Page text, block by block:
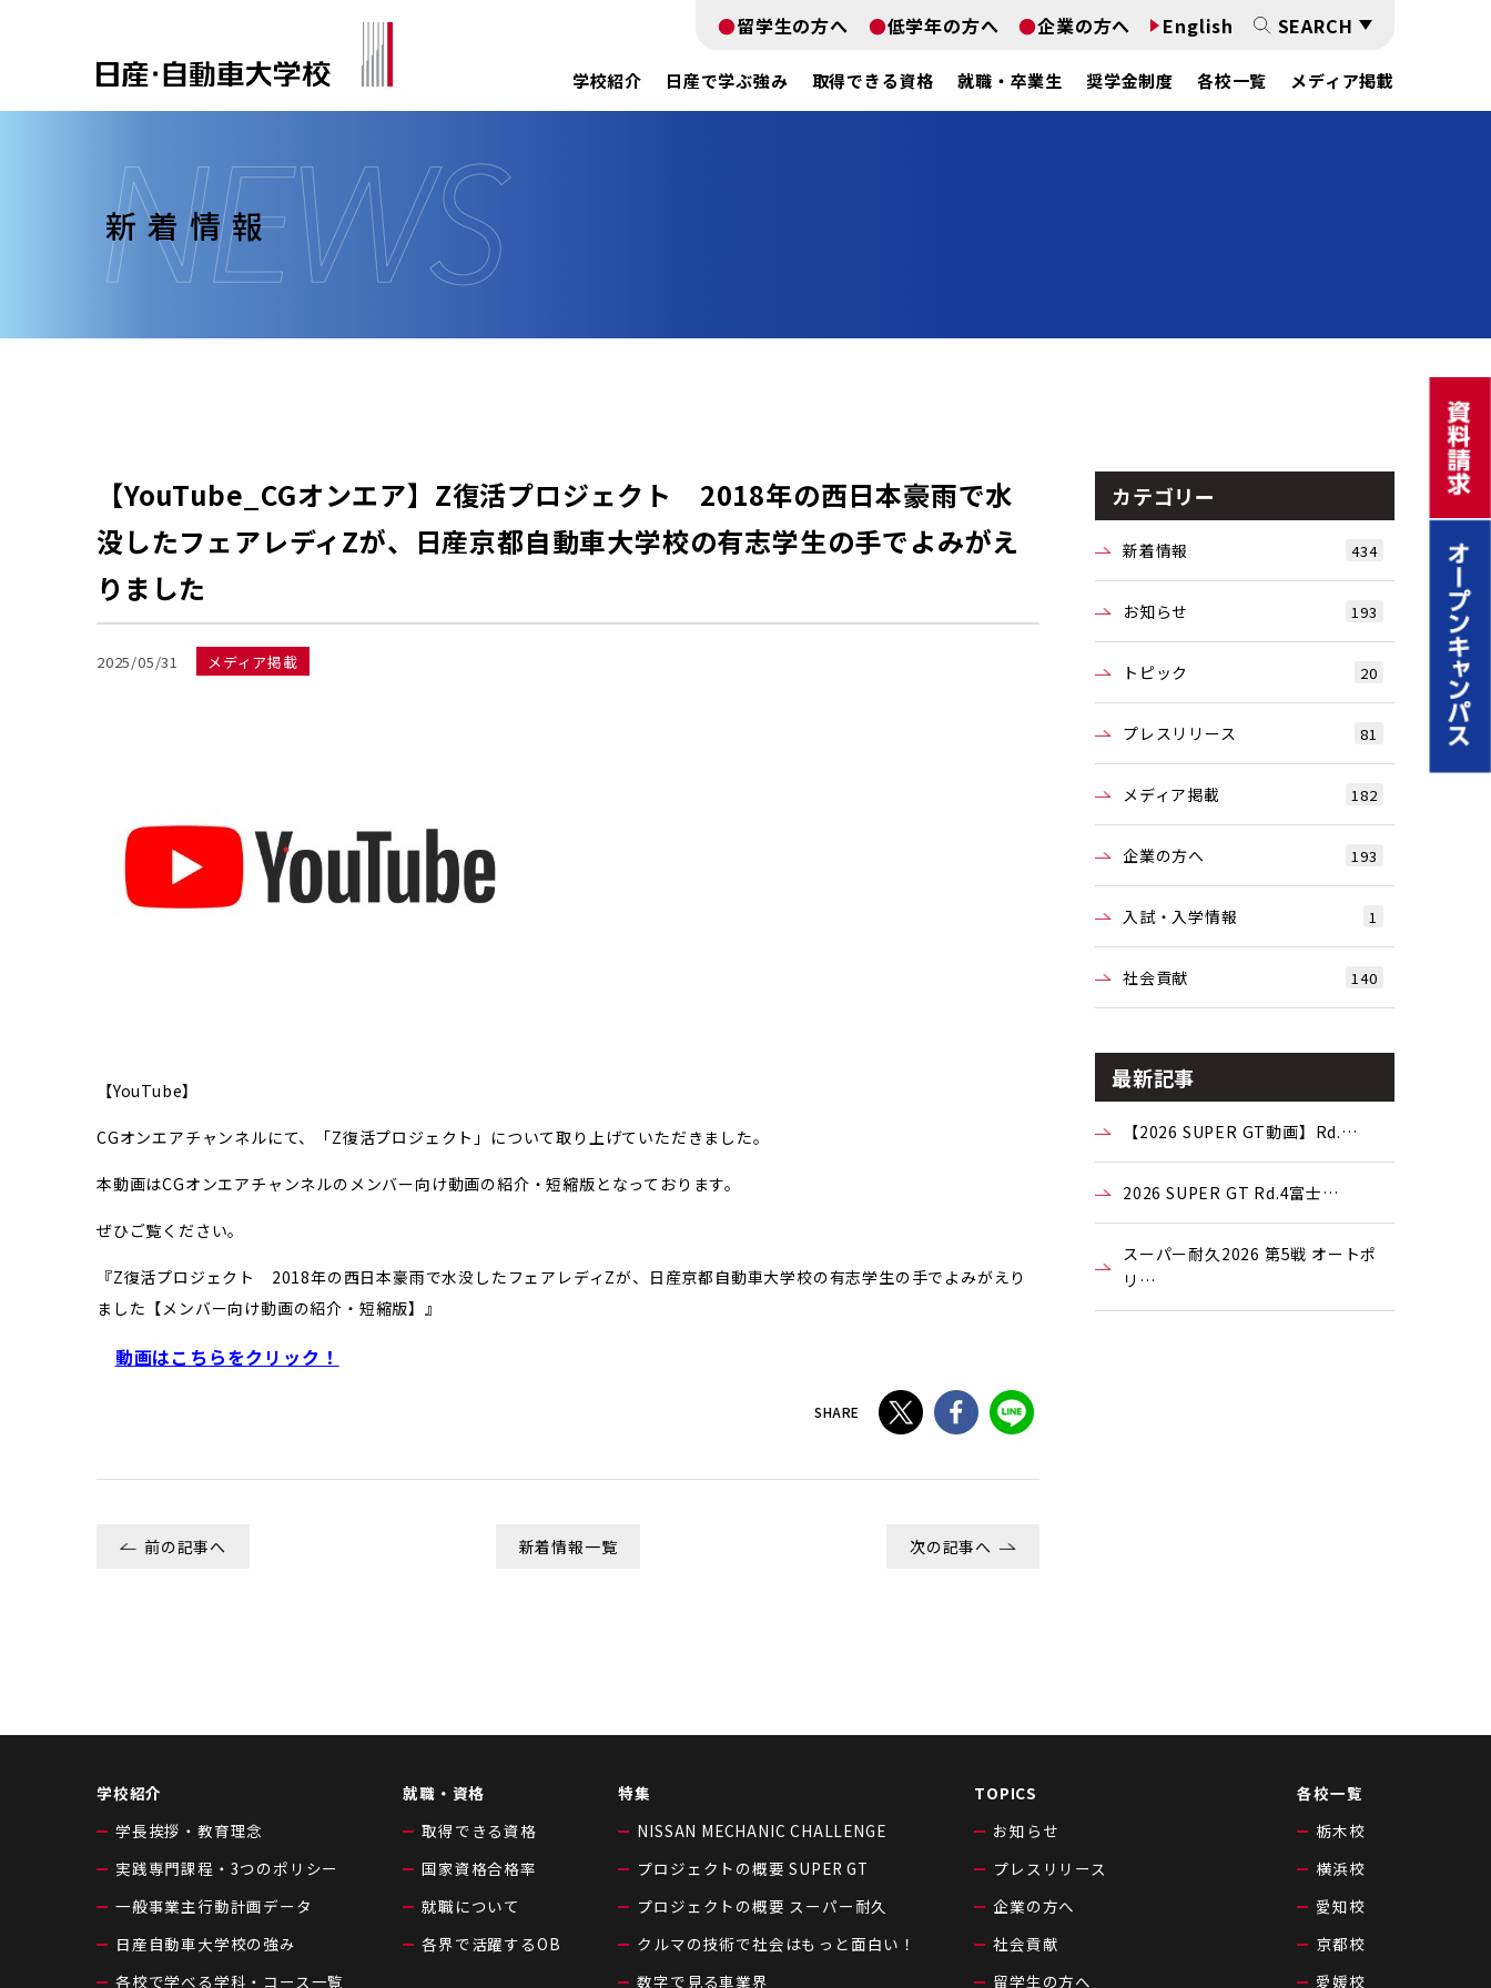
学校紹介 日産で学ぶ強み 取得できる資格 就職・卒業生 奨学金制度 各校一覧 メディア掲載
留学生の方へ 低学年の方へ 企業の方へ English SEARCH
新着情報
【YouTube_CGオンエア】Z復活プロジェクト 2018年の西日本豪雨で水
没したフェアレディZが、日産京都自動車大学校の有志学生の手でよみがえ
りました
2025/05/31 メディア掲載
【YouTube】
CGオンエアチャンネルにて、「Z復活プロジェクト」について取り上げていただきました。
本動画はCGオンエアチャンネルのメンバー向け動画の紹介・短縮版となっております。
ぜひご覧ください。
『Z復活プロジェクト 2018年の西日本豪雨で水没したフェアレディZが、日産京都自動車大学校の有志学生の手でよみがえり
ました【メンバー向け動画の紹介・短縮版】』
動画はこちらをクリック！
SHARE
前の記事へ 新着情報一覧 次の記事へ
カテゴリー
新着情報 434
お知らせ 193
トピック 20
プレスリリース 81
メディア掲載 182
企業の方へ 193
入試・入学情報 1
社会貢献 140
最新記事
【2026 SUPER GT動画】Rd.…
2026 SUPER GT Rd.4富士…
スーパー耐久2026 第5戦 オートポ
リ…
学校紹介
学長挨拶・教育理念
実践専門課程・3つのポリシー
一般事業主行動計画データ
日産自動車大学校の強み
各校で学べる学科・コース一覧
就職・資格
取得できる資格
国家資格合格率
就職について
各界で活躍するOB
特集
NISSAN MECHANIC CHALLENGE
プロジェクトの概要 SUPER GT
プロジェクトの概要 スーパー耐久
クルマの技術で社会はもっと面白い！
数字で見る車業界
TOPICS
お知らせ
プレスリリース
企業の方へ
社会貢献
留学生の方へ
各校一覧
栃木校
横浜校
愛知校
京都校
愛媛校